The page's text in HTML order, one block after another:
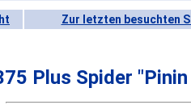
Zur letzten besuchten
Plus Spider